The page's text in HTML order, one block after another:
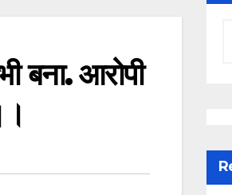
बना. आरोपी